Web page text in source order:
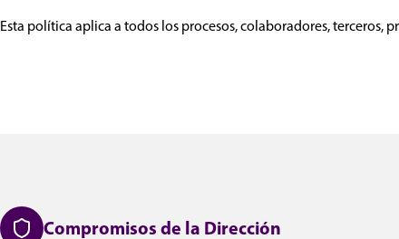
Esta política aplica a todos los procesos, colaboradores, terceros,
Compromisos de la Dirección